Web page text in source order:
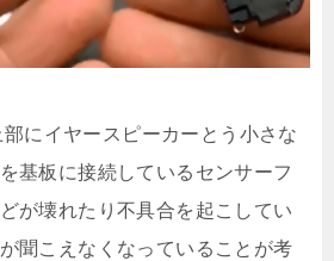
にイヤースピーカーとう小さな
基板に接続しているセンサーフ
が壊れたり不具合を起こしてい
聞こえなくなっていることが考